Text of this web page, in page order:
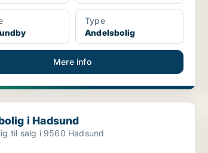
Type
Andelsbolig
Mere info
i Hadsund
i Hadsund
til salg i 9560 Hadsund